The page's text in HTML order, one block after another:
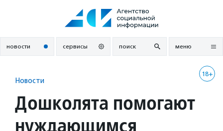
новости сервисы поиск меню
18+
Новости
Дошколята помогают
нуждающимся